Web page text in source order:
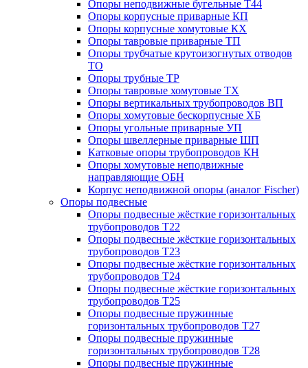
Опоры неподвижные бугельные Т44
Опоры корпусные приварные КП
Опоры корпусные хомутовые КХ
Опоры тавровые приварные ТП
Опоры трубчатые крутоизогнутых отводов
ТО
Опоры трубные ТР
Опоры тавровые хомутовые ТХ
Опоры вертикальных трубопроводов ВП
Опоры хомутовые бескорпусные ХБ
Опоры угольные приварные УП
Опоры швеллерные приварные ШП
Катковые опоры трубопроводов КН
Опоры хомутовые неподвижные
направляющие ОБН
Корпус неподвижной опоры (аналог Fischer)
Опоры подвесные
Опоры подвесные жёсткие горизонтальных
трубопроводов Т22
Опоры подвесные жёсткие горизонтальных
трубопроводов Т23
Опоры подвесные жёсткие горизонтальных
трубопроводов Т24
Опоры подвесные жёсткие горизонтальных
трубопроводов Т25
Опоры подвесные пружинные
горизонтальных трубопроводов Т27
Опоры подвесные пружинные
горизонтальных трубопроводов Т28
Опоры подвесные пружинные